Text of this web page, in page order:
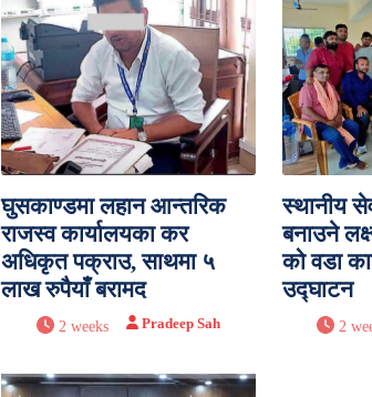
घुसकाण्डमा लहान आन्तरिक
राजस्व कार्यालयका कर
अधिकृत पक्राउ, साथमा ५
लाख रुपैयाँ बरामद
2 weeks Pradeep Sah
स्थानीय
बनाउने
को वडा
उद्घाटन
2